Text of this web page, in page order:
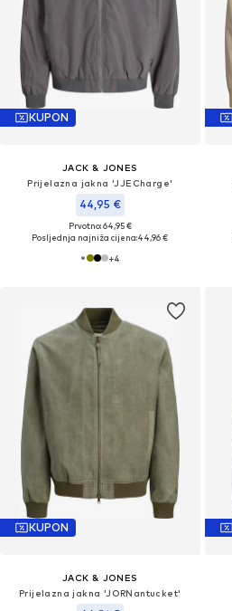
KUPON
JACK & JONES
Prijelazna jakna 'JJECharge'
44,95 €
Prvotno: 64,95 €
Posljednja najniža cijena:44,96 €
+4
KUPON
JACK & JONES
Prijelazna jakna 'JORNantucket'